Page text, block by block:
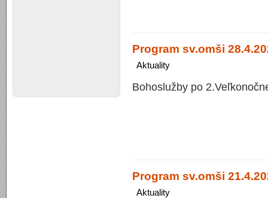
Program sv.omši
Aktuality
Bohoslužby po
Program sv.omši
Aktuality